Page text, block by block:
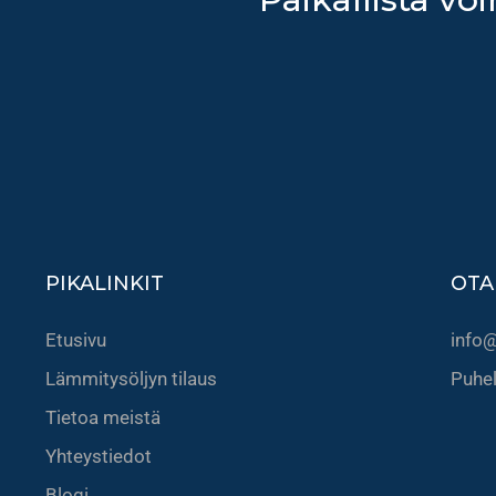
PIKALINKIT
Etusivu
Lämmitysöljyn tilaus
Tietoa meistä
Yhteystiedot